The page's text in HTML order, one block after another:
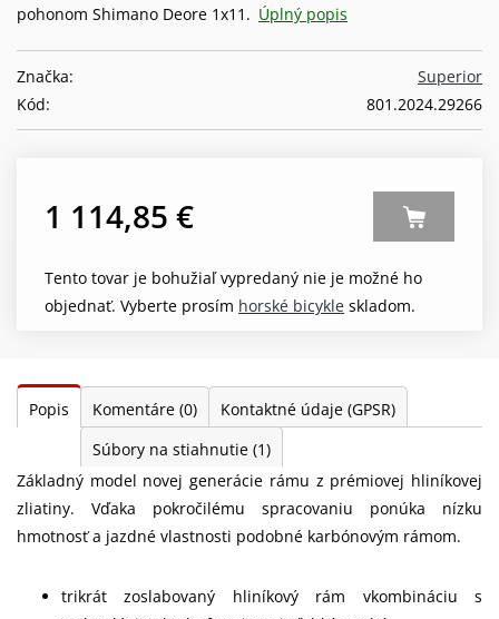
pohonom Shimano Deore 1x11. Úplný popis
Superior
Značka:
801.2024.29266
Kód:
1 114,85 €
Tento tovar je bohužiaľ vypredaný nie je možné ho
objednať. Vyberte prosím horské bicykle skladom.
Popis Komentáre (0)
Kontaktné údaje (GPSR)
Súbory na stiahnutie (1)
Základný model novej generácie rámu z prémiovej hliníkovej
zliatiny. Vďaka pokročilému spracovaniu ponúka nízku
hmotnosť a jazdné vlastnosti podobné karbónovým rámom.
trikrát zoslabovaný hliníkový rám vkombináciu s